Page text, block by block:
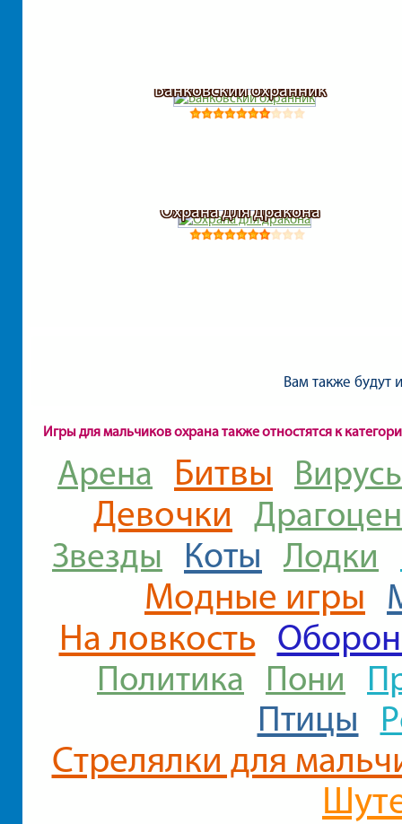
Банковский охранник
Охрана для дракона
Вам также будут
Игры для мальчиков охрана также отностятся к
Арена Битвы
Девочки
Звезды
Коты Лодки
Модные игры
На ловкость
Политика Пони
Птицы
Стрелялки для